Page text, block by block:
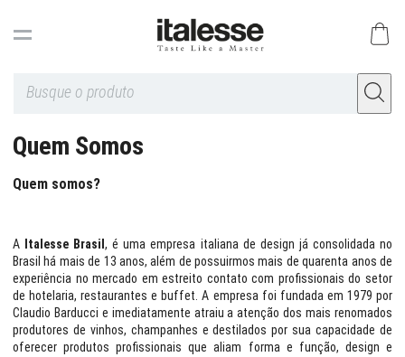
Quem Somos
Quem somos?
A Italesse Brasil, é uma empresa italiana de design já consolidada no
Brasil há mais de 13 anos, além de possuirmos mais de quarenta anos de
experiência no mercado em estreito contato com profissionais do setor
de hotelaria, restaurantes e buffet. A empresa foi fundada em 1979 por
Claudio Barducci e imediatamente atraiu a atenção dos mais renomados
produtores de vinhos, champanhes e destilados por sua capacidade de
oferecer produtos profissionais que aliam forma e função, design e